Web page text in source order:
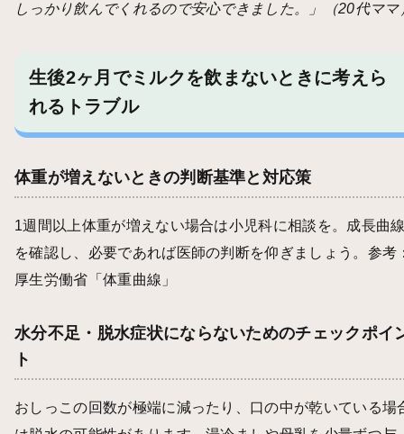
しっかり飲んでくれるので安心できました。」（20代ママ
生後2ヶ月でミルクを飲まないときに考えら
れるトラブル
体重が増えないときの判断基準と対応策
1週間以上体重が増えない場合は小児科に相談を。成長曲
を確認し、必要であれば医師の判断を仰ぎましょう。参考
厚生労働省「体重曲線」
水分不足・脱水症状にならないためのチェックポイ
ト
おしっこの回数が極端に減ったり、口の中が乾いている場